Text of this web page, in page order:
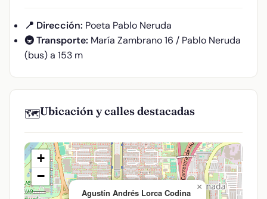
📍 Dirección: Poeta Pablo Neruda
🚇 Transporte: María Zambrano 16 / Pablo Neruda
(bus) a 153 m
🗺️Ubicación y calles destacadas
Agustín Andrés Lorca Codina
×
+
−